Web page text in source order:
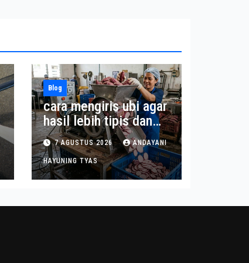
Blog
cara mengiris ubi agar
hasil lebih tipis dan
seragam
7 AGUSTUS 2026 ANDAYANI
HAYUNING TYAS